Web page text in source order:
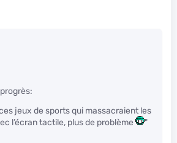
jeux de sports qui massacraient les
l’écran tactile, plus de problème
"